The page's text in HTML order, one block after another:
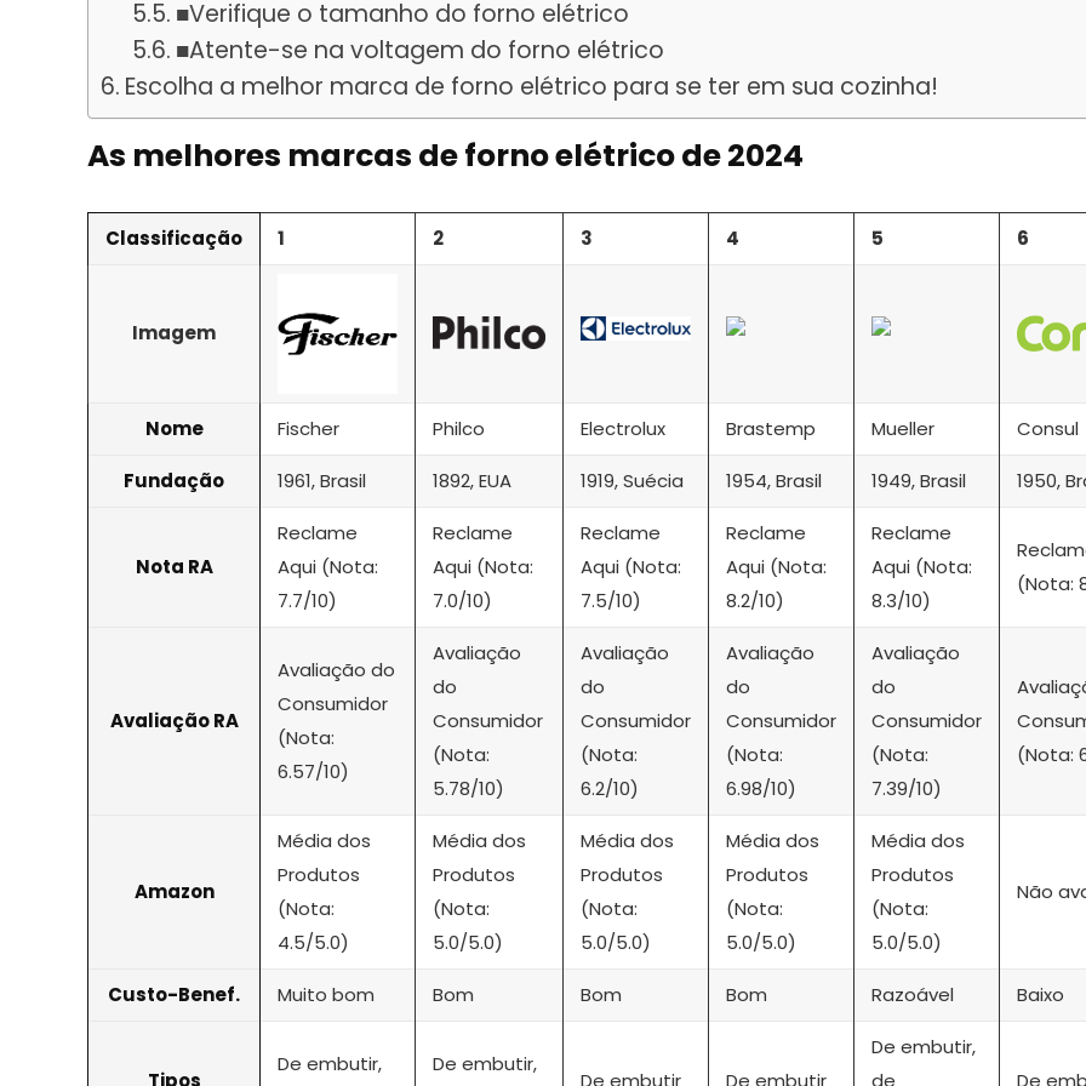
■Verifique o tamanho do forno elétrico
■Atente-se na voltagem do forno elétrico
Escolha a melhor marca de forno elétrico para se ter em sua cozinha!
As melhores marcas de forno elétrico de 2024
Classificação 1 2 3 4 5 6
Imagem
Nome Fischer Philco Electrolux Brastemp Mueller Consul
Fundação 1961, Brasil 1892, EUA 1919, Suécia 1954, Brasil 1949, Brasil 1950,
Nota RA
Reclame
Aqui (Nota:
7.7/10)
Reclame
Aqui (Nota:
7.0/10)
Reclame
Aqui (Nota:
7.5/10)
Reclame
Aqui (Nota:
8.2/10)
Reclame
Aqui (Nota:
8.3/10)
(Nota:
Avaliação RA
Avaliação do
Consumidor
(Nota:
6.57/10)
Avaliação
do
Consumidor
(Nota:
5.78/10)
Avaliação
do
Consumidor
(Nota:
6.2/10)
Avaliação
do
Consumidor
(Nota:
6.98/10)
Avaliação
do
Consumidor
(Nota:
7.39/10)
(Nota:
Amazon
Média dos
Produtos
(Nota:
4.5/5.0)
Média dos
Produtos
(Nota:
5.0/5.0)
Média dos
Produtos
(Nota:
5.0/5.0)
Média dos
Produtos
(Nota:
5.0/5.0)
Média dos
Produtos
(Nota:
5.0/5.0)
Não
Custo-Benef. Muito bom Bom Bom Bom Razoável Baixo
Tipos
De embutir,
De embutir,
De embutir De embutir
De embutir,
de
De